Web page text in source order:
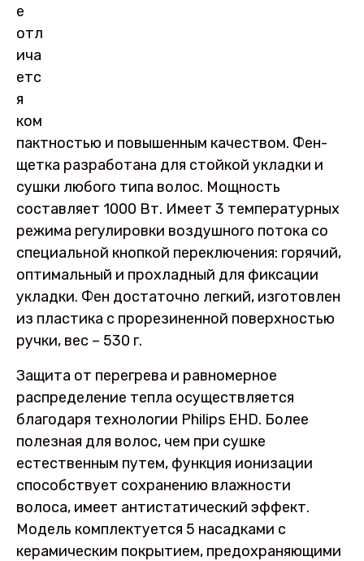
e
отл
ича
етс
я
ком
пактностью и повышенным качеством. Фен-
щетка разработана для стойкой укладки и
сушки любого типа волос. Мощность
составляет 1000 Вт. Имеет 3 температурных
режима регулировки воздушного потока со
специальной кнопкой переключения: горячий,
оптимальный и прохладный для фиксации
укладки. Фен достаточно легкий, изготовлен
из пластика с прорезиненной поверхностью
ручки, вес – 530 г.
Защита от перегрева и равномерное
распределение тепла осуществляется
благодаря технологии Philips EHD. Более
полезная для волос, чем при сушке
естественным путем, функция ионизации
способствует сохранению влажности
волоса, имеет антистатический эффект.
Модель комплектуется 5 насадками с
керамическим покрытием, предохраняющими